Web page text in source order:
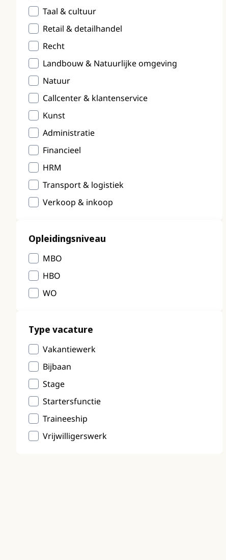
Taal & cultuur
Retail & detailhandel
Recht
Landbouw & Natuurlijke omgeving
Natuur
Callcenter & klantenservice
Kunst
Administratie
Financieel
HRM
Transport & logistiek
Verkoop & inkoop
Opleidingsniveau
MBO
HBO
WO
Type vacature
Vakantiewerk
Bijbaan
Stage
Startersfunctie
Traineeship
Vrijwilligerswerk